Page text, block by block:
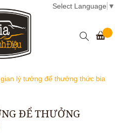
Select Language ▼
lý tưởng để thưởng thức bia
ĐỂ THƯỞNG